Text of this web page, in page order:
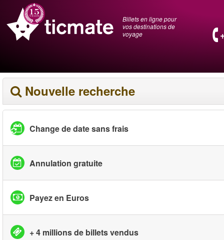
Billets en ligne pour
vos destinations de
voyage
Nouvelle recherche
Change de date sans frais
Annulation gratuite
Payez en Euros
+ 4 millions de billets vendus